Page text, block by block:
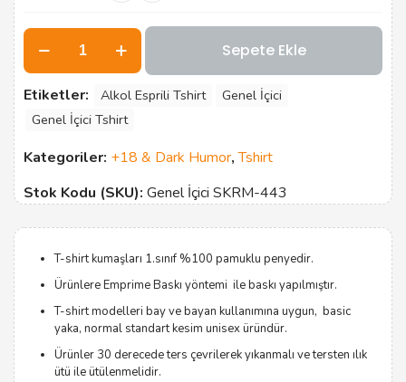
Genel
İçici
adet
Sepete Ekle
Etiketler: Alkol Esprili Tshirt
Genel İçici
Genel İçici Tshirt
Kategoriler: +18 & Dark Humor,Tshirt
Stok Kodu (SKU): Genel İçici SKRM-443
T-shirt kumaşları 1.sınıf %100 pamuklu penyedir.
Ürünlere Emprime Baskı yöntemi ile baskı yapılmıştır.
T-shirt modelleri bay ve bayan kullanımına uygun, basic
yaka, normal standart kesim unisex üründür.
Ürünler 30 derecede ters çevrilerek yıkanmalı ve tersten ılık
ütü ile ütülenmelidir.